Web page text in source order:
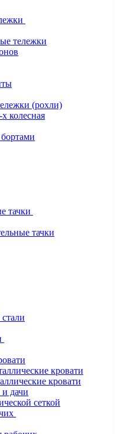
тележки
(рохли)
колесная
тачки
тачки
кровати
кровати
дачи
сеткой